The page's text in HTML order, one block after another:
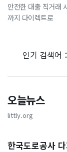
안전한 대출 직거래
까지 다이렉트로
인기 검색어
오늘뉴스
littly.org
한국도로공사